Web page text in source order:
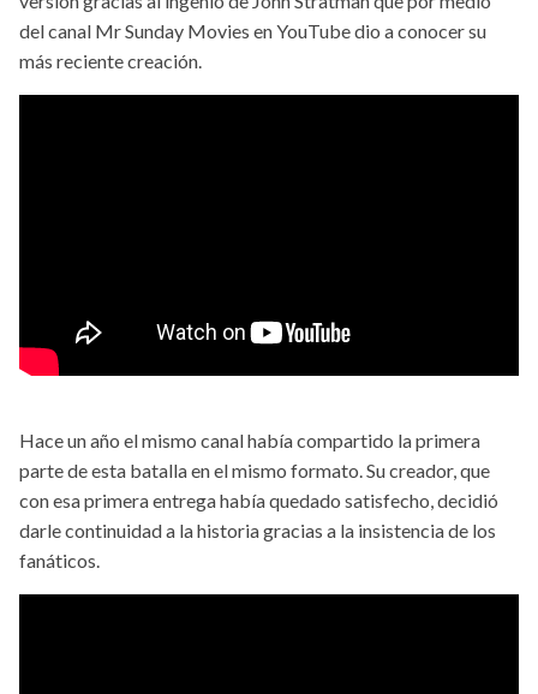
del canal Mr Sunday Movies en YouTube dio a conocer su
más reciente creación.
Hace un año el mismo canal había compartido la primera
parte de esta batalla en el mismo formato. Su creador, que
con esa primera entrega había quedado satisfecho, decidió
darle continuidad a la historia gracias a la insistencia de los
fanáticos.